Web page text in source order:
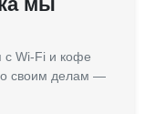
с Wi-Fi и кофе
своим делам —